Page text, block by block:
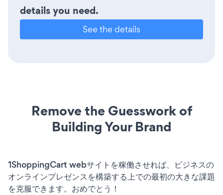
details you need.
See the details
Remove the Guesswork of
Building Your Brand
1ShoppingCart webサイトを稼働させれば、ビジネスの
オンラインプレゼンスを構築する上での最初の大きな課題
を克服できます。おめでとう！